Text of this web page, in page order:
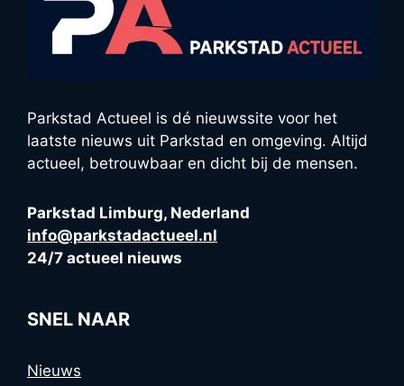
Parkstad Actueel is dé nieuwssite voor het
laatste nieuws uit Parkstad en omgeving. Altijd
actueel, betrouwbaar en dicht bij de mensen.
Parkstad Limburg, Nederland
info@parkstadactueel.nl
24/7 actueel nieuws
SNEL NAAR
Nieuws